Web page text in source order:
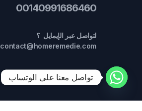
00140991686460
لتواصل عبر الإيمايل ؟
contact@homeremedie.com
تواصل معنا على الوتساب